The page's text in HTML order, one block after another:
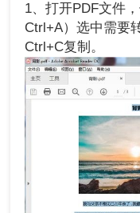
1、打开PDF文件
Ctrl+A）选中需要
Ctrl+C复制。